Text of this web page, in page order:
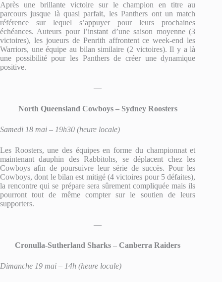
Après une brillante victoire sur le champion en titre au
parcours jusque là quasi parfait, les Panthers ont un match
référence sur lequel s’appuyer pour leurs prochaines
échéances. Auteurs pour l’instant d’une saison moyenne (3
victoires), les joueurs de Penrith affrontent ce week-end les
Warriors, une équipe au bilan similaire (2 victoires). Il y a là
une possibilité pour les Panthers de créer une dynamique
positive.
—
North Queensland Cowboys – Sydney Roosters
Samedi 18 mai – 19h30 (heure locale)
Les Roosters, une des équipes en forme du championnat et
maintenant dauphin des Rabbitohs, se déplacent chez les
Cowboys afin de poursuivre leur série de succès. Pour les
Cowboys, dont le bilan est mitigé (4 victoires pour 5 défaites),
la rencontre qui se prépare sera sûrement compliquée mais ils
pourront tout de même compter sur le soutien de leurs
supporters.
—
Cronulla-Sutherland Sharks – Canberra Raiders
Dimanche 19 mai – 14h (heure locale)